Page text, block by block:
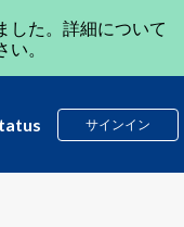
した。詳細について
。
サインイン